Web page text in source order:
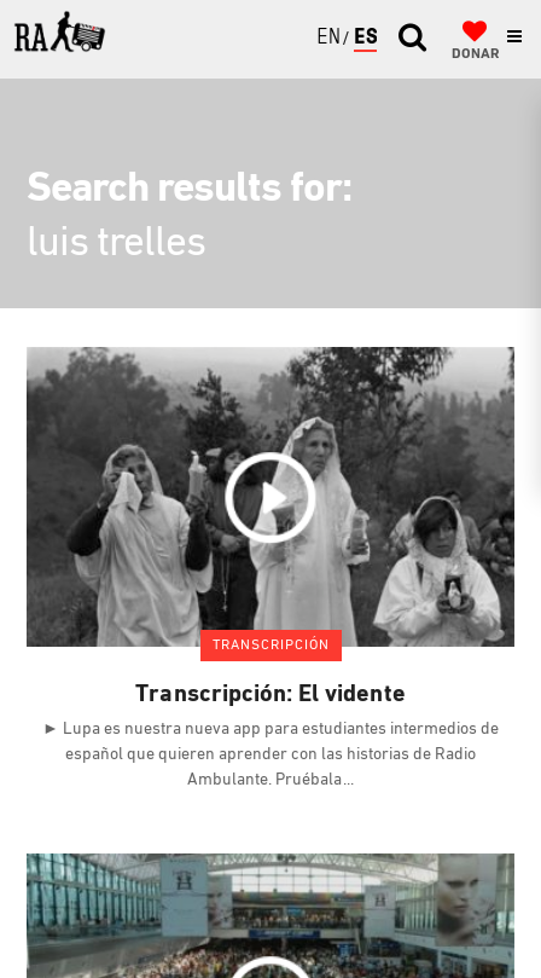
ENGLISH
ESPAÑOL
DONAR
Search results for:
luis trelles
TRANSCRIPCIÓN
Transcripción: El vidente
► Lupa es nuestra nueva app para estudiantes intermedios de
español que quieren aprender con las historias de Radio
Ambulante. Pruébala